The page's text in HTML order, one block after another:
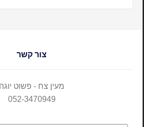
צור קשר
מעין צח - פשוט יוגה
052-3470949